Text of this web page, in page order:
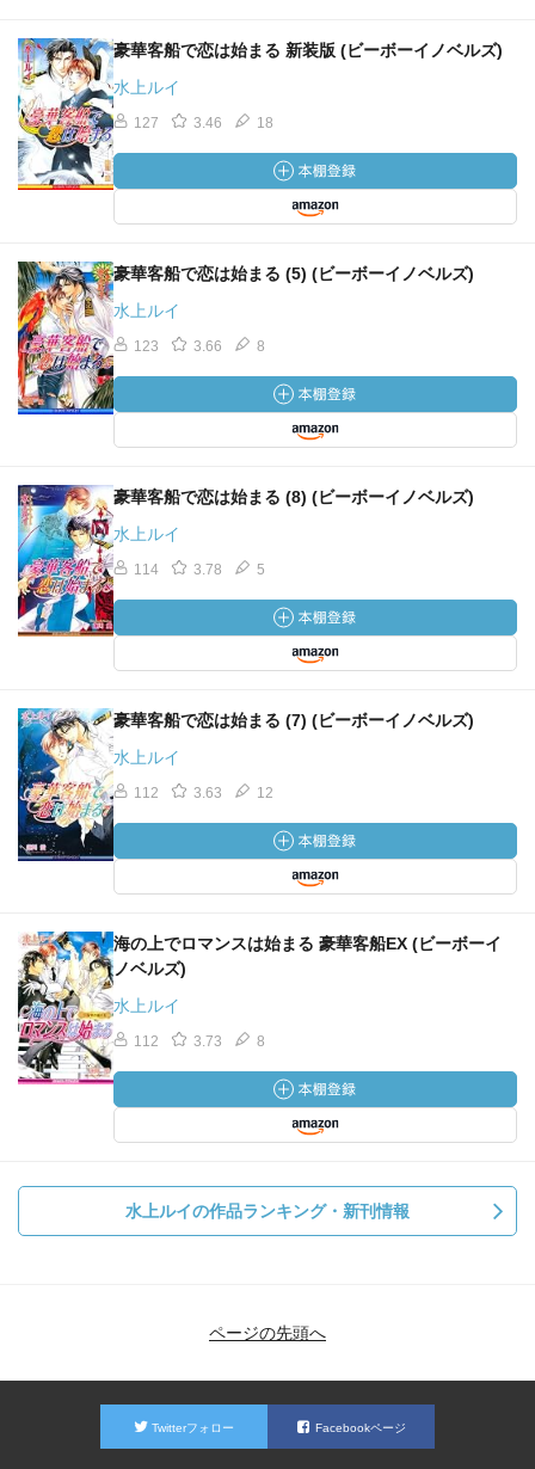
豪華客船で恋は始まる 新装版 (ビーボーイノベルズ)
水上ルイ
127 3.46 18
豪華客船で恋は始まる (5) (ビーボーイノベルズ)
水上ルイ
123 3.66 8
豪華客船で恋は始まる (8) (ビーボーイノベルズ)
水上ルイ
114 3.78 5
豪華客船で恋は始まる (7) (ビーボーイノベルズ)
水上ルイ
112 3.63 12
海の上でロマンスは始まる 豪華客船EX (ビーボーイ
ノベルズ)
水上ルイ
112 3.73 8
水上ルイの作品ランキング・新刊情報
ページの先頭へ
Twitterフォロー Facebookページ